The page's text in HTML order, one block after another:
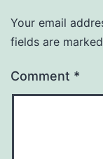
Your email
fields are marked
Comment *